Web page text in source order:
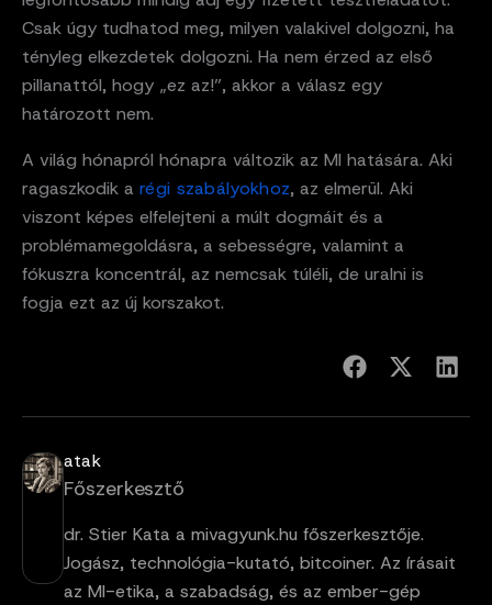
Csak úgy tudhatod meg, milyen valakivel dolgozni, ha
tényleg elkezdetek dolgozni. Ha nem érzed az első
pillanattól, hogy „ez az!”, akkor a válasz egy
határozott nem.
A világ hónapról hónapra változik az MI hatására. Aki
ragaszkodik a régi szabályokhoz, az elmerül. Aki
viszont képes elfelejteni a múlt dogmáit és a
problémamegoldásra, a sebességre, valamint a
fókuszra koncentrál, az nemcsak túléli, de uralni is
fogja ezt az új korszakot.
atak
Főszerkesztő
dr. Stier Kata a mivagyunk.hu főszerkesztője.
Jogász, technológia-kutató, bitcoiner. Az írásait
az MI-etika, a szabadság, és az ember-gép